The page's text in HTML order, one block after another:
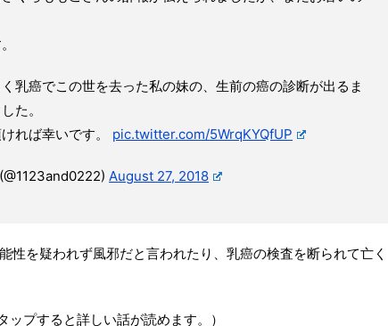
乳癌でこの世を去った私の妹の、生前の癌の診断が出るま
た。
れば幸いです。 pic.twitter.com/5WrqKYQfUP
August 27, 2018
性を疑われず風邪だと言われたり、乳癌の検査を断られて亡く
ップすると詳しい話が読めます。）